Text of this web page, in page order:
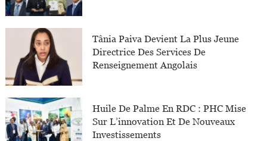
Tânia Paiva Devient La Plus Jeune
Directrice Des Services De
Renseignement Angolais
Huile De Palme En RDC : PHC Mise
Sur L’innovation Et De Nouveaux
Investissements